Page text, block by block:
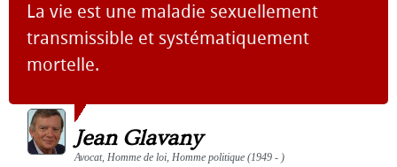
La vie est une maladie sexuellement
transmissible et systématiquement
mortelle.
Jean Glavany
Avocat, Homme de loi, Homme politique (1949 - )